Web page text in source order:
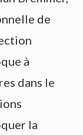
de
à
dans le
la